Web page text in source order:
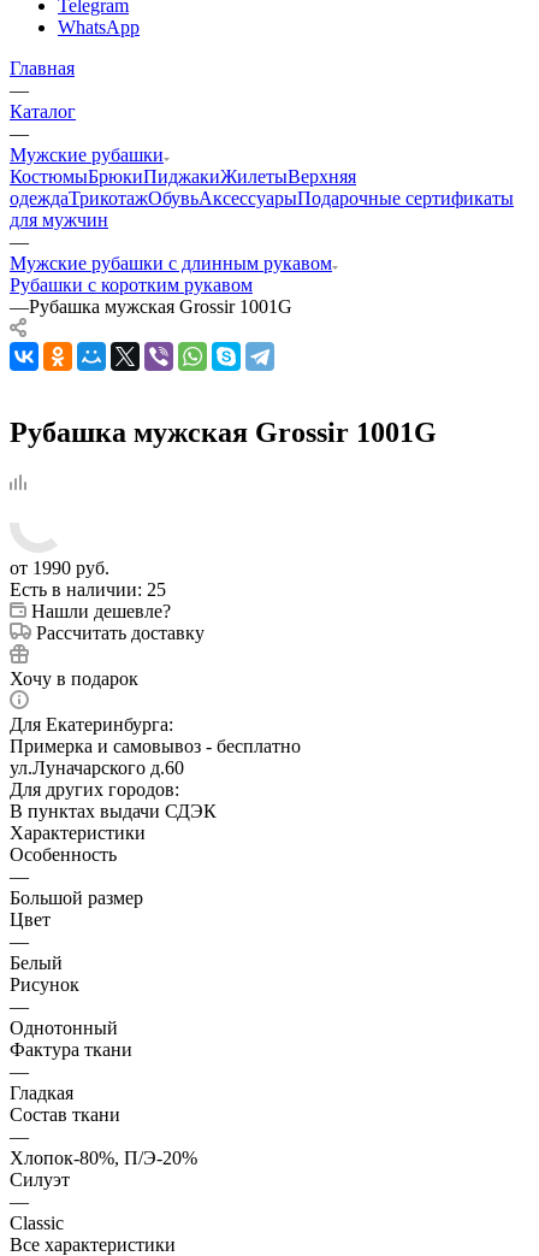
Telegram
WhatsApp
Главная
—
Каталог
—
Мужские рубашки
КостюмыБрюкиПиджакиЖилетыВерхняя
одеждаТрикотажОбувьАксессуарыПодарочные сертификаты
для мужчин
—
Мужские рубашки с длинным рукавом
Рубашки с коротким рукавом
—Рубашка мужская Grossir 1001G
Рубашка мужская Grossir 1001G
от 1990 руб.
Есть в наличии: 25
Нашли дешевле?
Рассчитать доставку
Хочу в подарок
Для Екатеринбурга:
Примерка и самовывоз - бесплатно
ул.Луначарского д.60
Для других городов:
В пунктах выдачи СДЭК
Характеристики
Особенность
—
Большой размер
Цвет
—
Белый
Рисунок
—
Однотонный
Фактура ткани
—
Гладкая
Состав ткани
—
Хлопок-80%, П/Э-20%
Силуэт
—
Classic
Все характеристики